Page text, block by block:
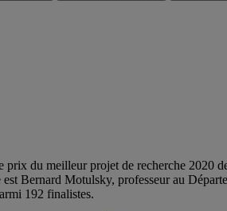
prix du meilleur projet de recherche 2020
Bernard Motulsky, professeur au
192 finalistes.